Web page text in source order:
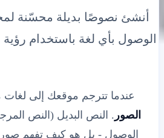
أنشئ نصوصًا بديلة محسّنة
الوصول بأي لغة باستخدام
عندما تترجم موقعك إلى لغات
الصور . النص البديل (النص
الوصول - بل هو كيف تفهم